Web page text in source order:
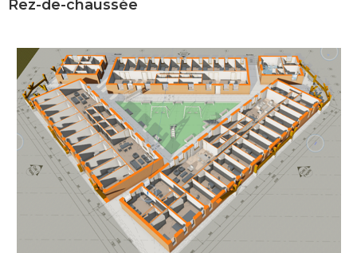
Rez-de-chaussée